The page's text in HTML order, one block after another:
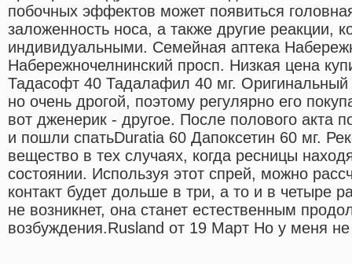
побочных эффектов может появиться
заложенность носа, а также другие реакции,
индивидуальными. Семейная аптека
Набережночелнинский просп. Низкая цена
Тадасофт 40 Тадалафил 40 мг.
но очень дрогой, поэтому регулярно его
вот дженерик - другое. После полового акта
и пошли спатьDuratia 60 Дапоксетин 60 мг.
вещество в тех случаях, когда ресницы
состоянии. Используя этот спрей, можно
контакт будет дольше в три, а то и в четыре
не возникнет, она станет естественным
возбуждения.Rusland от 19 Март Но у меня